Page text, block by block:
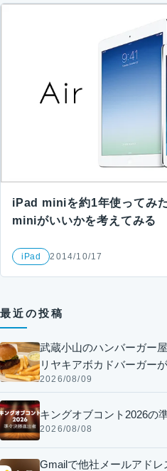
iPad miniを約1年使ってみ
miniがいいかを考えてみる
iPad 2014/10/17
最近の投稿
武蔵小山のハンバーガー
リヤキアボカドバーガー
2026/08/09
キングオブコント2026の
2026/08/08
Gmailで他社メールアド